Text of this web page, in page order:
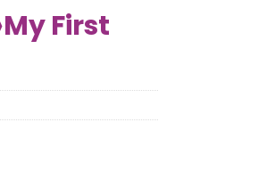
First